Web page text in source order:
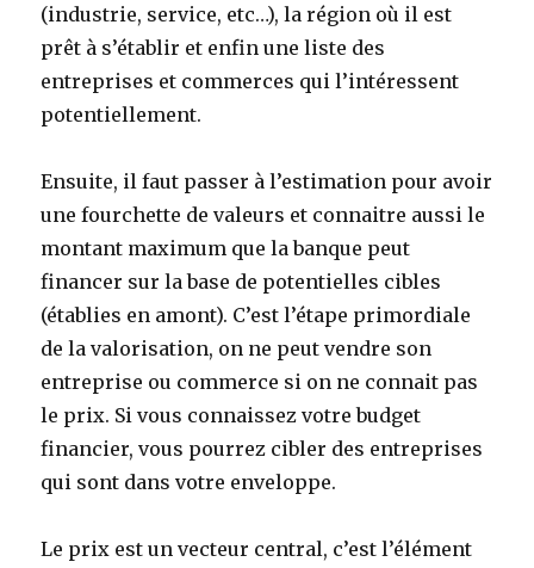
(industrie, service, etc…), la région où il est
prêt à s’établir et enfin une liste des
entreprises et commerces qui l’intéressent
potentiellement.
Ensuite, il faut passer à l’estimation pour avoir
une fourchette de valeurs et connaitre aussi le
montant maximum que la banque peut
financer sur la base de potentielles cibles
(établies en amont). C’est l’étape primordiale
de la valorisation, on ne peut vendre son
entreprise ou commerce si on ne connait pas
le prix. Si vous connaissez votre budget
financier, vous pourrez cibler des entreprises
qui sont dans votre enveloppe.
Le prix est un vecteur central, c’est l’élément